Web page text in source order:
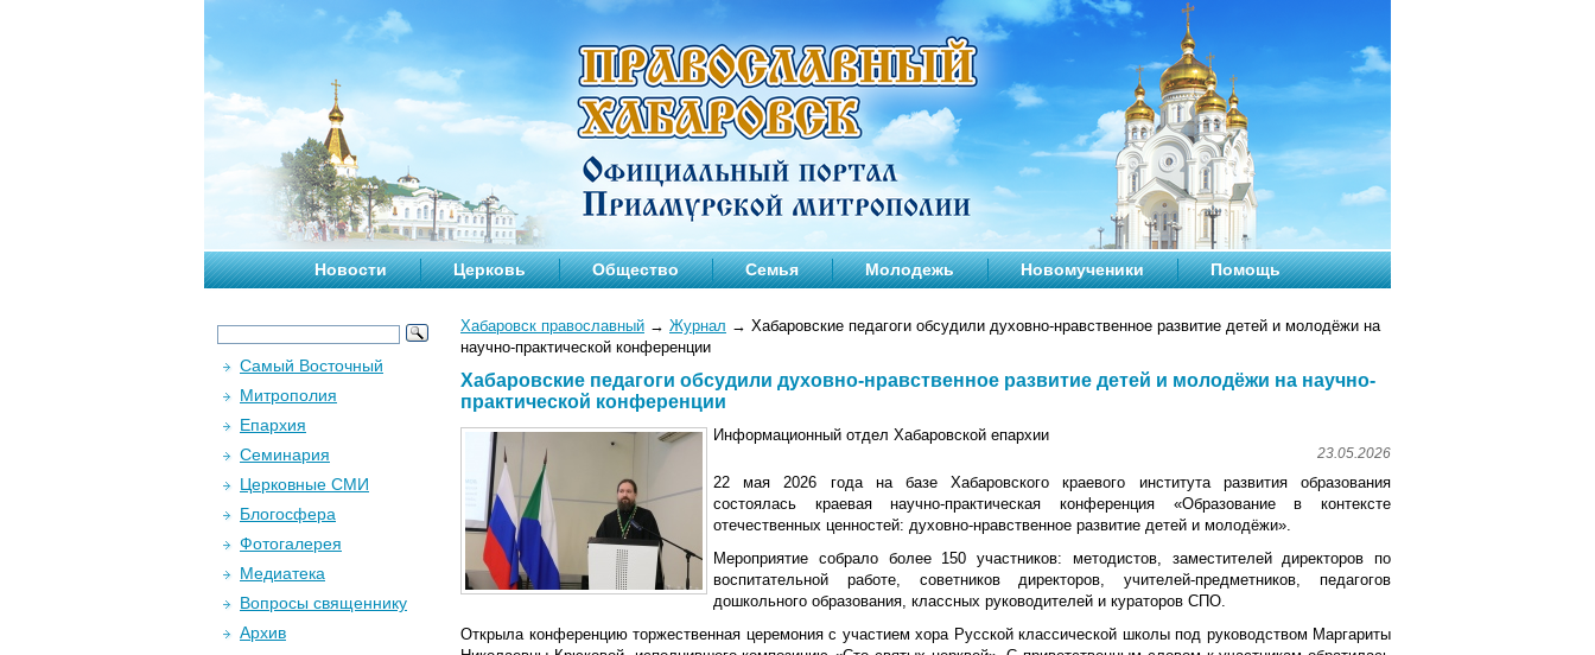
Новости Церковь Общество Семья Молодежь Новомученики Помощь
Хабаровск православный → Журнал → Хабаровские педагоги обсудили духовно-нравственное развитие детей и молодёжи на
научно-практической конференции
Хабаровские педагоги обсудили духовно-нравственное развитие детей и молодёжи на научно-
практической конференции
Информационный отдел Хабаровской епархии
23.05.2026
22 мая 2026 года на базе Хабаровского краевого института развития образования
состоялась краевая научно-практическая конференция «Образование в контексте
отечественных ценностей: духовно-нравственное развитие детей и молодёжи».
Мероприятие собрало более 150 участников: методистов, заместителей директоров по
воспитательной работе, советников директоров, учителей-предметников, педагогов
дошкольного образования, классных руководителей и кураторов СПО.
Открыла конференцию торжественная церемония с участием хора Русской классической школы под руководством Маргариты
Самый Восточный
Митрополия
Епархия
Семинария
Церковные СМИ
Блогосфера
Фотогалерея
Медиатека
Вопросы священнику
Архив